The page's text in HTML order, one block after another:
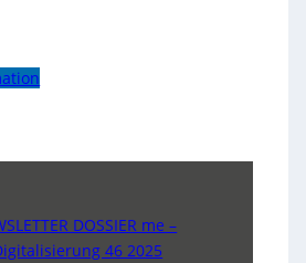
DOSSIER me –
46 2025